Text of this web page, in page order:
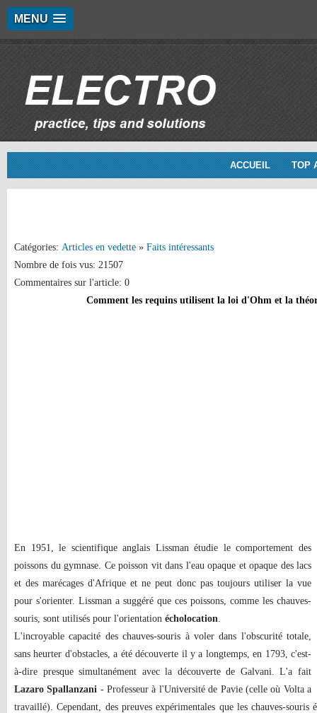
MENU
ACCUEIL TOP
Catégories: Articles en vedette » Faits intéressants
Nombre de fois vus: 21507
Commentaires sur l'article: 0
Comment les requins utilisent la loi d'Ohm et la
En 1951, le scientifique anglais Lissman étudie le comportement des
poissons du gymnase. Ce poisson vit dans l'eau opaque et opaque des lacs
et des marécages d'Afrique et ne peut donc pas toujours utiliser la vue
pour s'orienter. Lissman a suggéré que ces poissons, comme les chauves-
souris, sont utilisés pour l'orientation écholocation.
L'incroyable capacité des chauves-souris à voler dans l'obscurité totale,
sans heurter d'obstacles, a été découverte il y a longtemps, en 1793, c'est-
à-dire presque simultanément avec la découverte de Galvani. L'a fait
Lazaro Spallanzani - Professeur à l'Université de Pavie (celle où Volta a
travaillé). Cependant, des preuves expérimentales que les chauves-souris